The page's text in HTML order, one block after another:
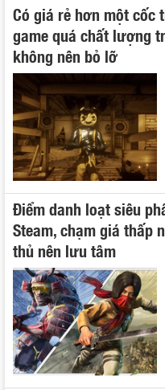
Có giá rẻ hơn một
game quá chất lượng
không nên bỏ lỡ
Điểm danh loạt siêu
Steam, chạm giá thấp
thủ nên lưu tâm